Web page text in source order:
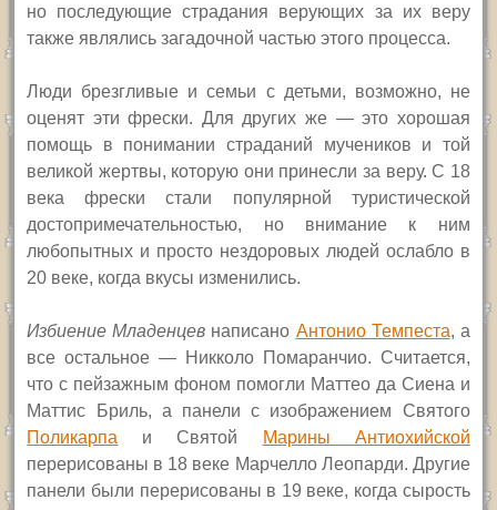
но последующие страдания верующих за их веру
также являлись загадочной частью этого процесса.
Люди брезгливые и семьи с детьми, возможно, не
оценят эти фрески. Для других же — это хорошая
помощь в понимании страданий мучеников и той
великой жертвы, которую они принесли за веру. С 18
века фрески стали популярной туристической
достопримечательностью, но внимание к ним
любопытных и просто нездоровых людей ослабло в
20 веке, когда вкусы изменились.
Избиение Младенцев написано Антонио Темпеста, а
все остальное — Никколо Помаранчио. Считается,
что с пейзажным фоном помогли Маттео да Сиена и
Маттис Бриль, а панели с изображением Святого
Поликарпа и Святой Марины Антиохийской
перерисованы в 18 веке Марчелло Леопарди. Другие
панели были перерисованы в 19 веке, когда сырость